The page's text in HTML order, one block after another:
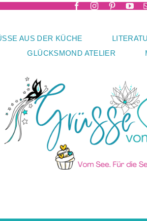
AUS DER KÜCHE
GLÜCKSMOND ATELIER